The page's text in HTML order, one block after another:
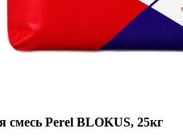
смесь Perel BLOKUS, 25кг